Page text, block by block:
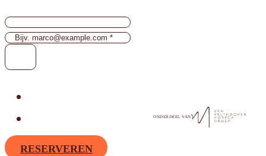
ONDERDEEL VAN
RESERVEREN